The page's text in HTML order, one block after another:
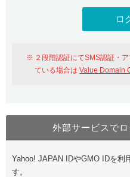
Value
おすすめ One レンタルサ
Value
Value Domain
２段階認証にてSMS認証・
ている場合はValue Domain
外部サービスでロ
Yahoo! JAPAN IDやGMO IDを利
す。